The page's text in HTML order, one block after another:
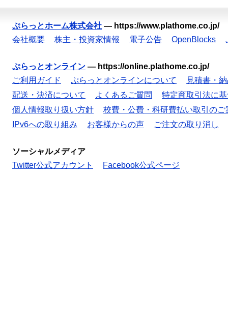
ぷらっとホーム株式会社 — https://www.plathome.co.jp/
会社概要
株主・投資家情報 電子公告 OpenBlocks
ぷらっとオンライン — https://online.plathome.co.jp/
ご利用ガイド
ぷらっとオンラインについて
見積書・
配送・決済について
よくあるご質問
特定商取引法に
個人情報取り扱い方針
校費・公費・科研費払い取引のご
IPv6への取り組み
お客様からの声 ご注文の取り消し
ソーシャルメディア
Twitter公式アカウント
Facebook公式ページ